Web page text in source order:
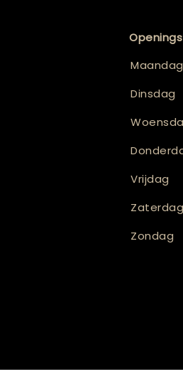
Maandag
Dinsdag
Vrijdag
Zaterdag
Zondag